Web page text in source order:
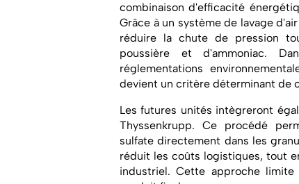
combinaison d'efficacité
Grâce à un système de lavage
réduire la chute de pression
poussière et d'ammoniac.
réglementations
devient un critère déterminant de
Les futures unités intègreront
Thyssenkrupp. Ce procédé
sulfate directement dans les
réduit les coûts logistiques, tout
industriel. Cette approche